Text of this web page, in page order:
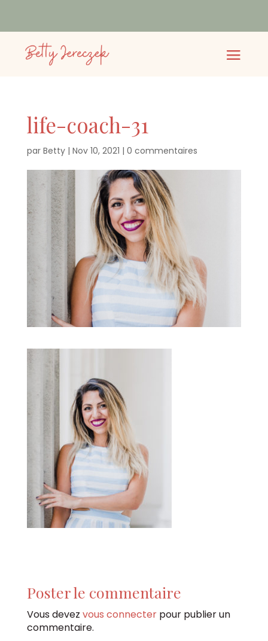
life-coach-31
par Betty| Nov 10, 2021 | 0 commentaires
Poster le commentaire
Vous devez vous connecterpour publier un
commentaire.